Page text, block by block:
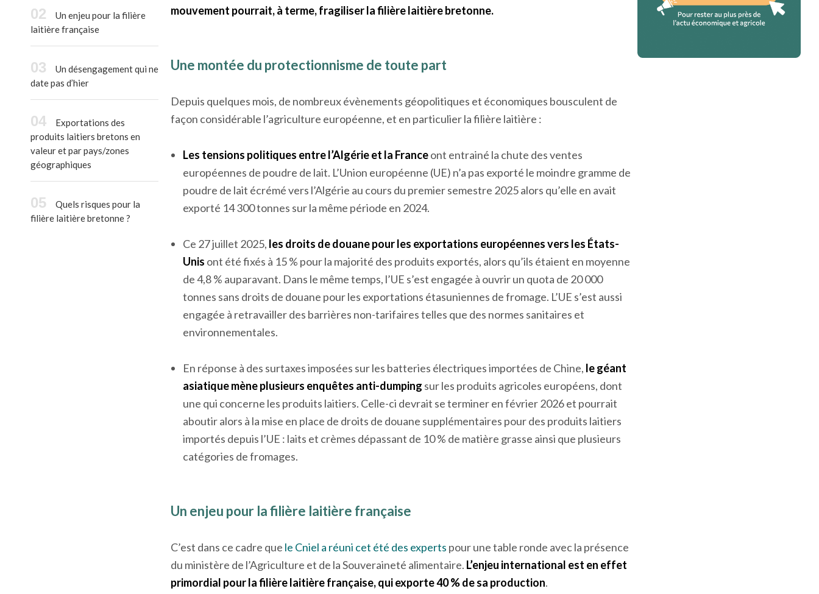
Un enjeu pour la filière
laitière française
Un désengagement qui ne
date pas d’hier
Exportations des
produits laitiers bretons en
valeur et par pays/zones
géographiques
Quels risques pour la
filière laitière bretonne ?
mouvement pourrait, à terme, fragiliser la filière laitière bretonne.
Une montée du protectionnisme de toute part
Depuis quelques mois, de nombreux évènements géopolitiques et économiques bousculent de
façon considérable l’agriculture européenne, et en particulier la filière laitière :
Les tensions politiques entre l’Algérie et la Franceont entrainé la chute des ventes
européennes de poudre de lait. L’Union européenne (UE) n’a pas exporté le moindre gramme de
poudre de lait écrémé vers l’Algérie au cours du premier semestre 2025 alors qu’elle en avait
exporté 14 300 tonnes sur la même période en 2024.
Ce 27 juillet 2025, les droits de douanepour les exportations européennes vers les États-
Unis ont été fixés à 15 % pour la majorité des produits exportés, alors qu’ils étaient en moyenne
de 4,8 % auparavant. Dans le même temps, l’UE s’est engagée à ouvrir un quota de 20 000
tonnes sans droits de douane pour les exportations étasuniennes de fromage. L’UE s’est aussi
engagée à retravailler des barrières non-tarifaires telles que des normes sanitaires et
environnementales.
En réponse à des surtaxes imposées sur les batteries électriques importées de Chine, le géant
asiatique mène plusieurs enquêtes anti-dumping sur les produits agricoles européens, dont
une qui concerne les produits laitiers. Celle-ci devrait se terminer en février 2026 et pourrait
aboutir alors à la mise en place de droits de douane supplémentaires pour des produits laitiers
importés depuis l’UE : laits et crèmes dépassant de 10 % de matière grasse ainsi que plusieurs
catégories de fromages.
Un enjeu pour la filière laitière française
C’est dans ce cadre que le Cniel a réuni cet été des experts pour une table ronde avec la présence
du ministère de l’Agriculture et de la Souveraineté alimentaire. L’enjeu international est en effet
primordial pour la filière laitière française, qui exporte 40 % de sa production.